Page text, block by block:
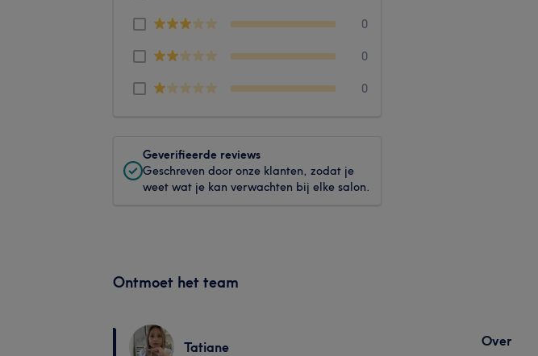
0
0
0
Geverifieerde reviews
Geschreven door onze klanten, zodat je
weet wat je kan verwachten bij elke salon.
Ontmoet het team
Tatiane
Over